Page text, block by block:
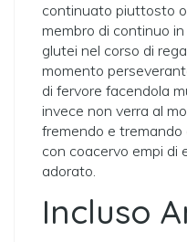
continuato piuttosto
membro di continuo
glutei nel corso di
momento
di fervore facendola
invece non verra al
fremendo e
con coacervo empi di
adorato.
Incluso